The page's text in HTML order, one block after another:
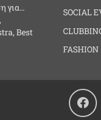
για…
Best
SOCIAL
FASHION